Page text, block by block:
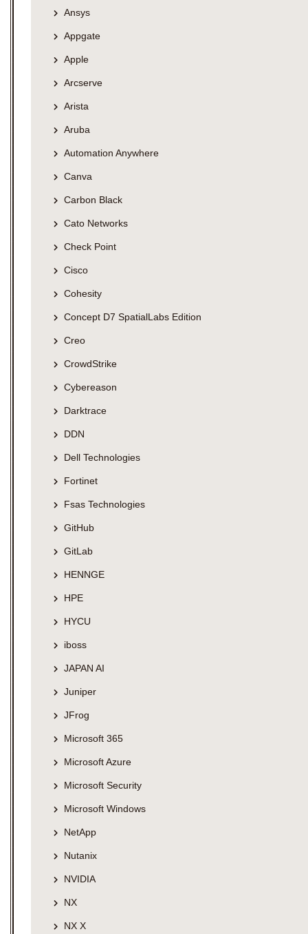
Ansys
Appgate
Apple
Arcserve
Arista
Aruba
Automation Anywhere
Canva
Carbon Black
Cato Networks
Check Point
Cisco
Cohesity
Concept D7 SpatialLabs Edition
Creo
CrowdStrike
Cybereason
Darktrace
DDN
Dell Technologies
Fortinet
Fsas Technologies
GitHub
GitLab
HENNGE
HPE
HYCU
iboss
JAPAN AI
Juniper
JFrog
Microsoft 365
Microsoft Azure
Microsoft Security
Microsoft Windows
NetApp
Nutanix
NVIDIA
NX
NX X